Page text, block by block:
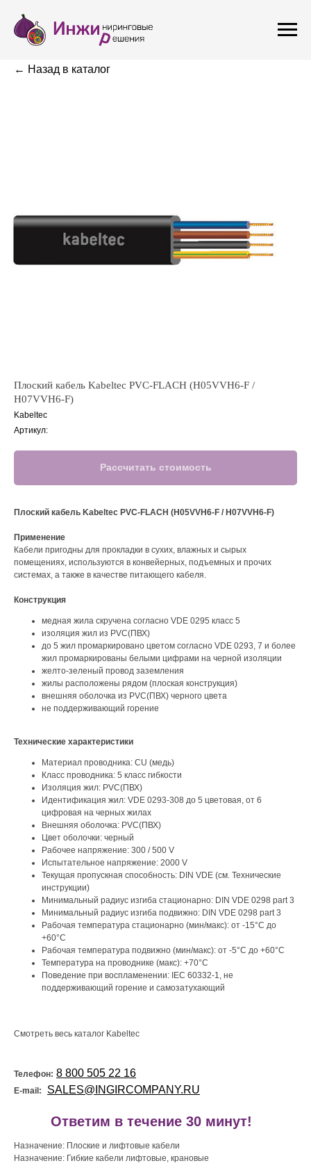
← Назад в каталог
Плоский кабель Kabeltec PVC-FLACH (H05VVH6-F /
H07VVH6-F)
Kabeltec
Артикул:
Рассчитать стоимость
Плоский кабель Kabeltec PVC-FLACH (H05VVH6-F / H07VVH6-F)
Применение
Кабели пригодны для прокладки в сухих, влажных и сырых
помещениях, используются в конвейерных, подъемных и прочих
системах, а также в качестве питающего кабеля.
Конструкция
медная жила скручена согласно VDE 0295 класс 5
изоляция жил из PVC(ПВХ)
до 5 жил промаркировано цветом согласно VDE 0293, 7 и более
жил промаркированы белыми цифрами на черной изоляции
желто-зеленый провод заземления
жилы расположены рядом (плоская конструкция)
внешняя оболочка из PVC(ПВХ) черного цвета
не поддерживающий горение
Технические характеристики
Материал проводника: CU (медь)
Класс проводника: 5 класс гибкости
Изоляция жил: PVC(ПВХ)
Идентификация жил: VDE 0293-308 до 5 цветовая, от 6
цифровая на черных жилах
Внешняя оболочка: PVC(ПВХ)
Цвет оболочки: черный
Рабочее напряжение: 300 / 500 V
Испытательное напряжение: 2000 V
Текущая пропускная способность: DIN VDE (см. Технические
инструкции)
Минимальный радиус изгиба стационарно: DIN VDE 0298 part 3
Минимальный радиус изгиба подвижно: DIN VDE 0298 part 3
Рабочая температура стационарно (мин/макс): от -15°C до
+60°C
Рабочая температура подвижно (мин/макс): от -5°C до +60°C
Температура на проводнике (макс): +70°C
Поведение при воспламенении: IEC 60332-1, не
поддерживающий горение и самозатухающий
Смотреть весь каталог Kabeltec
Телефон: 8 800 505 22 16
E-mail: SALES@INGIRCOMPANY.RU
Ответим в течение 30 минут!
Назначение: Плоские и лифтовые кабели
Назначение: Гибкие кабели лифтовые, крановые